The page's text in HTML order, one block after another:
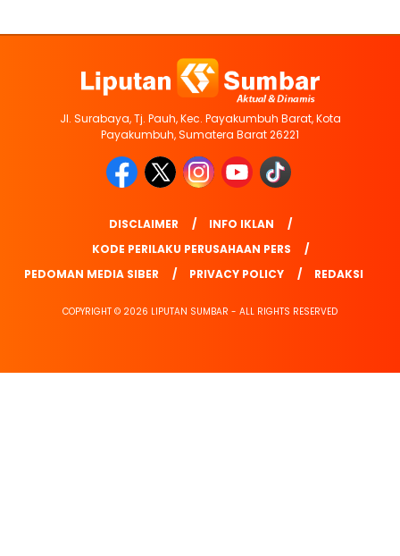
Jl. Surabaya, Tj. Pauh, Kec. Payakumbuh Barat, Kota
Payakumbuh, Sumatera Barat 26221
DISCLAIMER
INFO IKLAN
KODE PERILAKU PERUSAHAAN PERS
PEDOMAN MEDIA SIBER
PRIVACY POLICY REDAKSI
COPYRIGHT © 2026 LIPUTAN SUMBAR - ALL RIGHTS RESERVED